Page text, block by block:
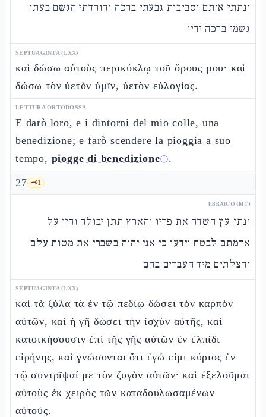
ונתתי אותם וסביבות גבעתי ברכה והורדתי הגשם בעתו
גשמי ברכה יהיו
SEPTUAGINTA (LXX)
καὶ δώσω αὐτοὺς περικύκλῳ τοῦ ὄρους μου· καὶ
δώσω τὸν ὑετὸν ὑμῖν, ὑετὸν εὐλογίας.
LETTURA ORTODOSSA
E darò loro, e i dintorni del mio colle, una
benedizione; e farò scendere la pioggia a suo
tempo, piogge di benedizioneⓘ.
27 🗝️1
EBRAICO (MT)
ונתן עץ השדה את פריו והארץ תתן יבולה והיו על
אדמתם לבטח וידעו כי אני יהוה בשברי את מטות עלם
והצלתים מיד העבדים בהם
SEPTUAGINTA (LXX)
καὶ τὰ ξύλα τὰ ἐν τῷ πεδίῳ δώσει τὸν καρπὸν
αὐτῶν, καὶ ἡ γῆ δώσει τὴν ἰσχὺν αὐτῆς, καὶ
κατοικήσουσιν ἐπὶ τῆς γῆς αὐτῶν ἐν ἐλπίδι
εἰρήνης, καὶ γνώσονται ὅτι ἐγώ εἰμι κύριος ἐν
τῷ συντρῖψαί με τὸν ζυγὸν αὐτῶν· καὶ ἐξελοῦμαι
αὐτοὺς ἐκ χειρὸς τῶν καταδουλωσαμένων
αὐτούς.